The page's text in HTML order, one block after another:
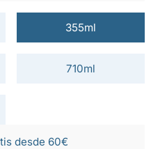
355ml
710ml
desde 60€